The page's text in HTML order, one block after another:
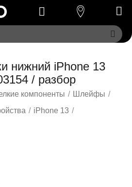
нижний iPhone 13
/ разбор
компоненты / Шлейфы /
/ iPhone 13 /